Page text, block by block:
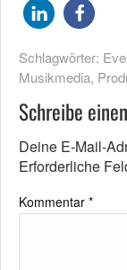
Schlagwörter:
Musikmedia,
Schreibe
Deine E-Mail-
Erforderliche
Kommentar *